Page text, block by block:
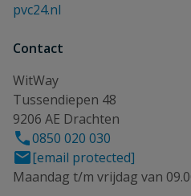
pvc24.nl
Contact
WitWay
Tussendiepen 48
9206 AE Drachten
0850 020 030
[email protected]
Maandag t/m vrijdag van